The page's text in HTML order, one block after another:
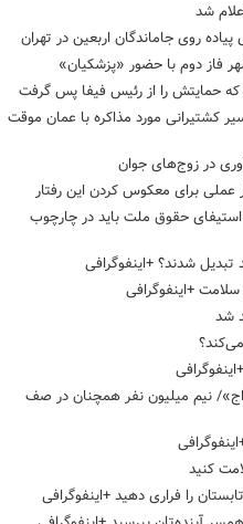
شد
روی جاماندگان اربعین در تهران
که حمایتش را از رئیس فیفا پس گرفت
کشتیرانی مورد مذاکره با عمان موقت
در زوج‌های جوان
حقوق ملت باید در چارچوب
شدند؟ +اینفوگرافی
ازدواج»/ نیم میلیون نفر همچنان در صف
کنید
را فراری دهید +اینفوگرافی